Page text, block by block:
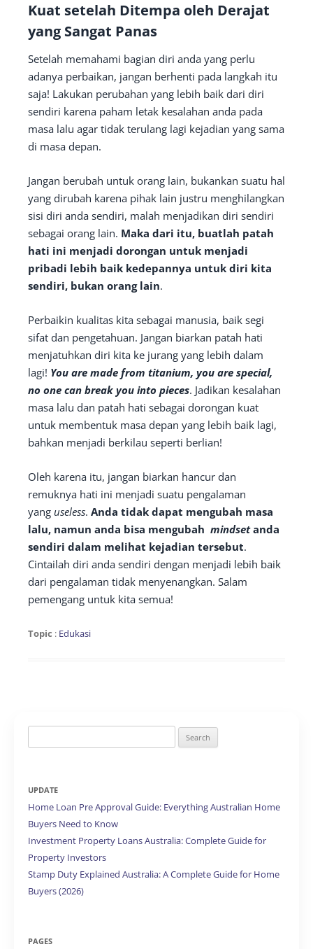
Kuat setelah Ditempa oleh Derajat
yang Sangat Panas
Setelah memahami bagian diri anda yang perlu
adanya perbaikan, jangan berhenti pada langkah itu
saja! Lakukan perubahan yang lebih baik dari diri
sendiri karena paham letak kesalahan anda pada
masa lalu agar tidak terulang lagi kejadian yang sama
di masa depan.
Jangan berubah untuk orang lain, bukankan suatu hal
yang dirubah karena pihak lain justru menghilangkan
sisi diri anda sendiri, malah menjadikan diri sendiri
sebagai orang lain. Maka dari itu, buatlah patah
hati ini menjadi dorongan untuk menjadi
pribadi lebih baik kedepannya untuk diri kita
sendiri, bukan orang lain.
Perbaikin kualitas kita sebagai manusia, baik segi
sifat dan pengetahuan. Jangan biarkan patah hati
menjatuhkan diri kita ke jurang yang lebih dalam
lagi! You are made from titanium, you are special,
no one can break you into pieces. Jadikan kesalahan
masa lalu dan patah hati sebagai dorongan kuat
untuk membentuk masa depan yang lebih baik lagi,
bahkan menjadi berkilau seperti berlian!
Oleh karena itu, jangan biarkan hancur dan
remuknya hati ini menjadi suatu pengalaman
yang useless. Anda tidak dapat mengubah masa
lalu, namun anda bisa mengubah mindsetanda
sendiri dalam melihat kejadian tersebut.
Cintailah diri anda sendiri dengan menjadi lebih baik
dari pengalaman tidak menyenangkan. Salam
pemengang untuk kita semua!
Topic : Edukasi
for:
UPDATE
Home Loan Pre Approval Guide: Everything Australian Home
Buyers Need to Know
Investment Property Loans Australia: Complete Guide for
Property Investors
Stamp Duty Explained Australia: A Complete Guide for Home
Buyers (2026)
PAGES